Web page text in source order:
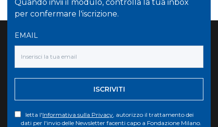
Quando invii il modulo, controlla la tua inbox
per confermare l'iscrizione.
EMAIL
ISCRIVITI
letta l'Informativa sulla Privacy , autorizzo il trattamento dei
dati per l'invio delle Newsletter facenti capo a Fondazione Milano.